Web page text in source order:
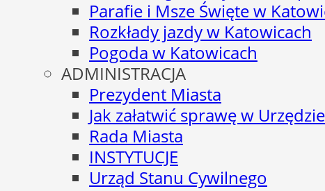
Parafie i Msze Święte w
Rozkłady jazdy w Katowicach
Pogoda w Katowicach
ADMINISTRACJA
Prezydent Miasta
Jak załatwić sprawę w
Rada Miasta
INSTYTUCJE
Urząd Stanu Cywilnego